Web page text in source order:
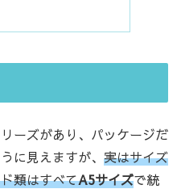
ーズがあり、パッケージだ
に見えますが、 実はサイズ
類はすべてA5サイズで統